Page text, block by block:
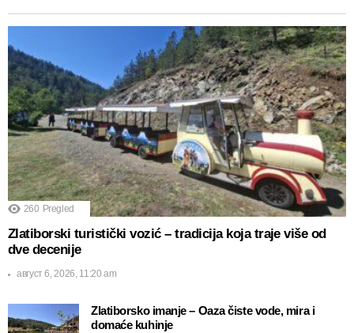
260 Pregled
Zlatiborski turistički vozić – tradicija koja traje više od
dve decenije
август 6, 2026, 11:20 am
Zlatiborsko imanje – Oaza čiste vode, mira i
domaće kuhinje